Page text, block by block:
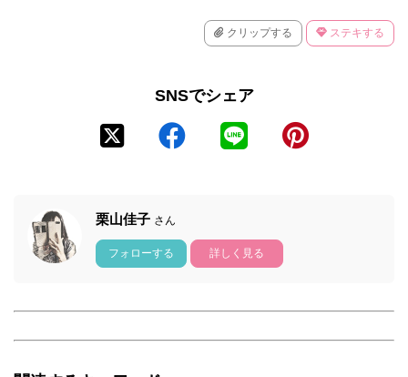
クリップする ステキする
SNSでシェア
栗山佳子 さん
フォローする 詳しく見る